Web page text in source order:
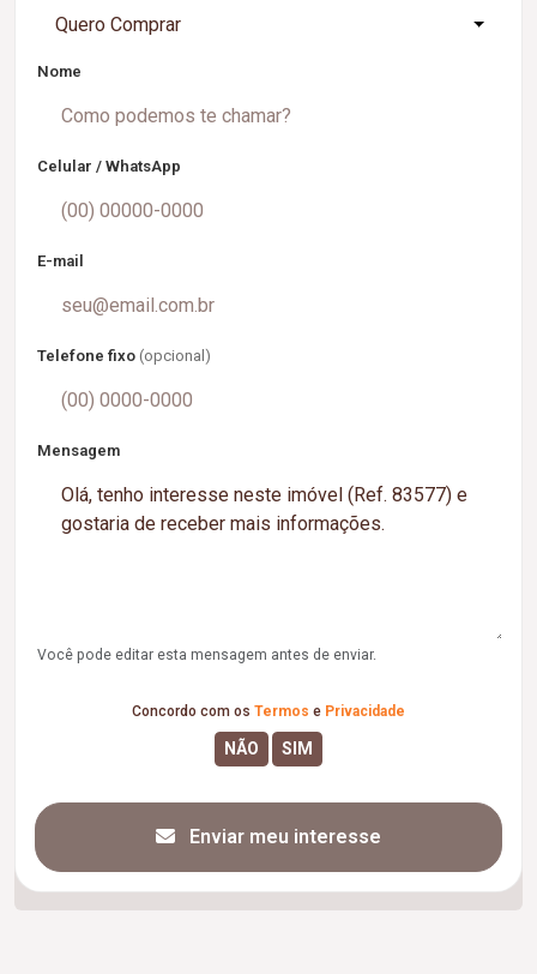
Quero Comprar
Nome
Celular / WhatsApp
E-mail
Telefone fixo (opcional)
Mensagem
Você pode editar esta mensagem antes de enviar.
Concordo com os Termos e Privacidade
Enviar meu interesse